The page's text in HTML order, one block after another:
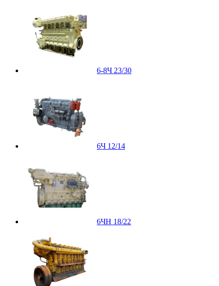
6-8Ч 23/30
6Ч 12/14
6ЧН 18/22